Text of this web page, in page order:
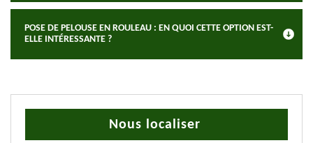
POSE DE PELOUSE EN ROULEAU : EN QUOI CETTE OPTION EST-
ELLE INTÉRESSANTE ?
Nous localiser